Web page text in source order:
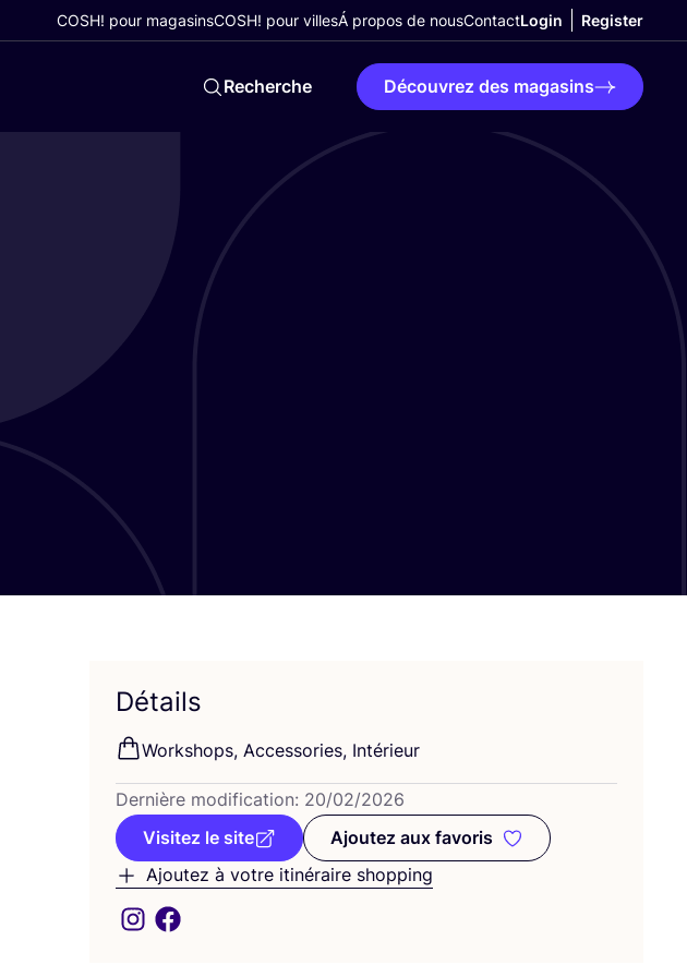
COSH! pour magasinsCOSH! pour villesÁ propos de nousContactLogin Register
Recherche Découvrez des magasins
Détails
Work­shops, Acces­so­ries, Intérieur
Der­nière modi­fi­ca­tion: 20/02/2026
Visitez le site
Ajoutez aux favoris
Ajoutez aux favoris
Ajoutez à votre itinéraire shopping